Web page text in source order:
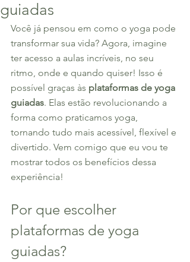
guiadas
Você já pensou em como o yoga pode
transformar sua vida? Agora, imagine
ter acesso a aulas incríveis, no seu
ritmo, onde e quando quiser! Isso é
possível graças às plataformas de yoga
guiadas. Elas estão revolucionando a
forma como praticamos yoga,
tornando tudo mais acessível, flexível e
divertido. Vem comigo que eu vou te
mostrar todos os benefícios dessa
experiência!
Por que escolher
plataformas de yoga
guiadas?